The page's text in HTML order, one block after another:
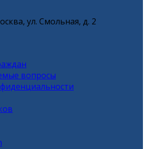
ул. Смольная, д. 2
вопросы